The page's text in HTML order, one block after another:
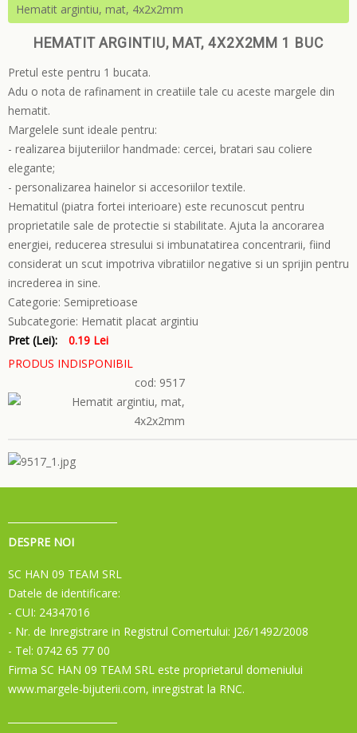
Hematit argintiu, mat, 4x2x2mm
HEMATIT ARGINTIU, MAT, 4X2X2MM 1 BUC
Pretul este pentru 1 bucata.
Adu o nota de rafinament in creatiile tale cu aceste margele din
hematit.
Margelele sunt ideale pentru:
- realizarea bijuteriilor handmade: cercei, bratari sau coliere
elegante;
- personalizarea hainelor si accesoriilor textile.
Hematitul (piatra fortei interioare) este recunoscut pentru
proprietatile sale de protectie si stabilitate. Ajuta la ancorarea
energiei, reducerea stresului si imbunatatirea concentrarii, fiind
considerat un scut impotriva vibratiilor negative si un sprijin pentru
increderea in sine.
Categorie: Semipretioase
Subcategorie: Hematit placat argintiu
Pret (Lei):
0.19 Lei
PRODUS INDISPONIBIL
cod: 9517
DESPRE NOI
SC HAN 09 TEAM SRL
Datele de identificare:
- CUI: 24347016
- Nr. de Inregistrare in Registrul Comertului: J26/1492/2008
- Tel: 0742 65 77 00
Firma SC HAN 09 TEAM SRL este proprietarul domeniului
www.margele-bijuterii.com, inregistrat la RNC.